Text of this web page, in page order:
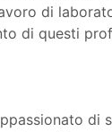
di
di questi
di